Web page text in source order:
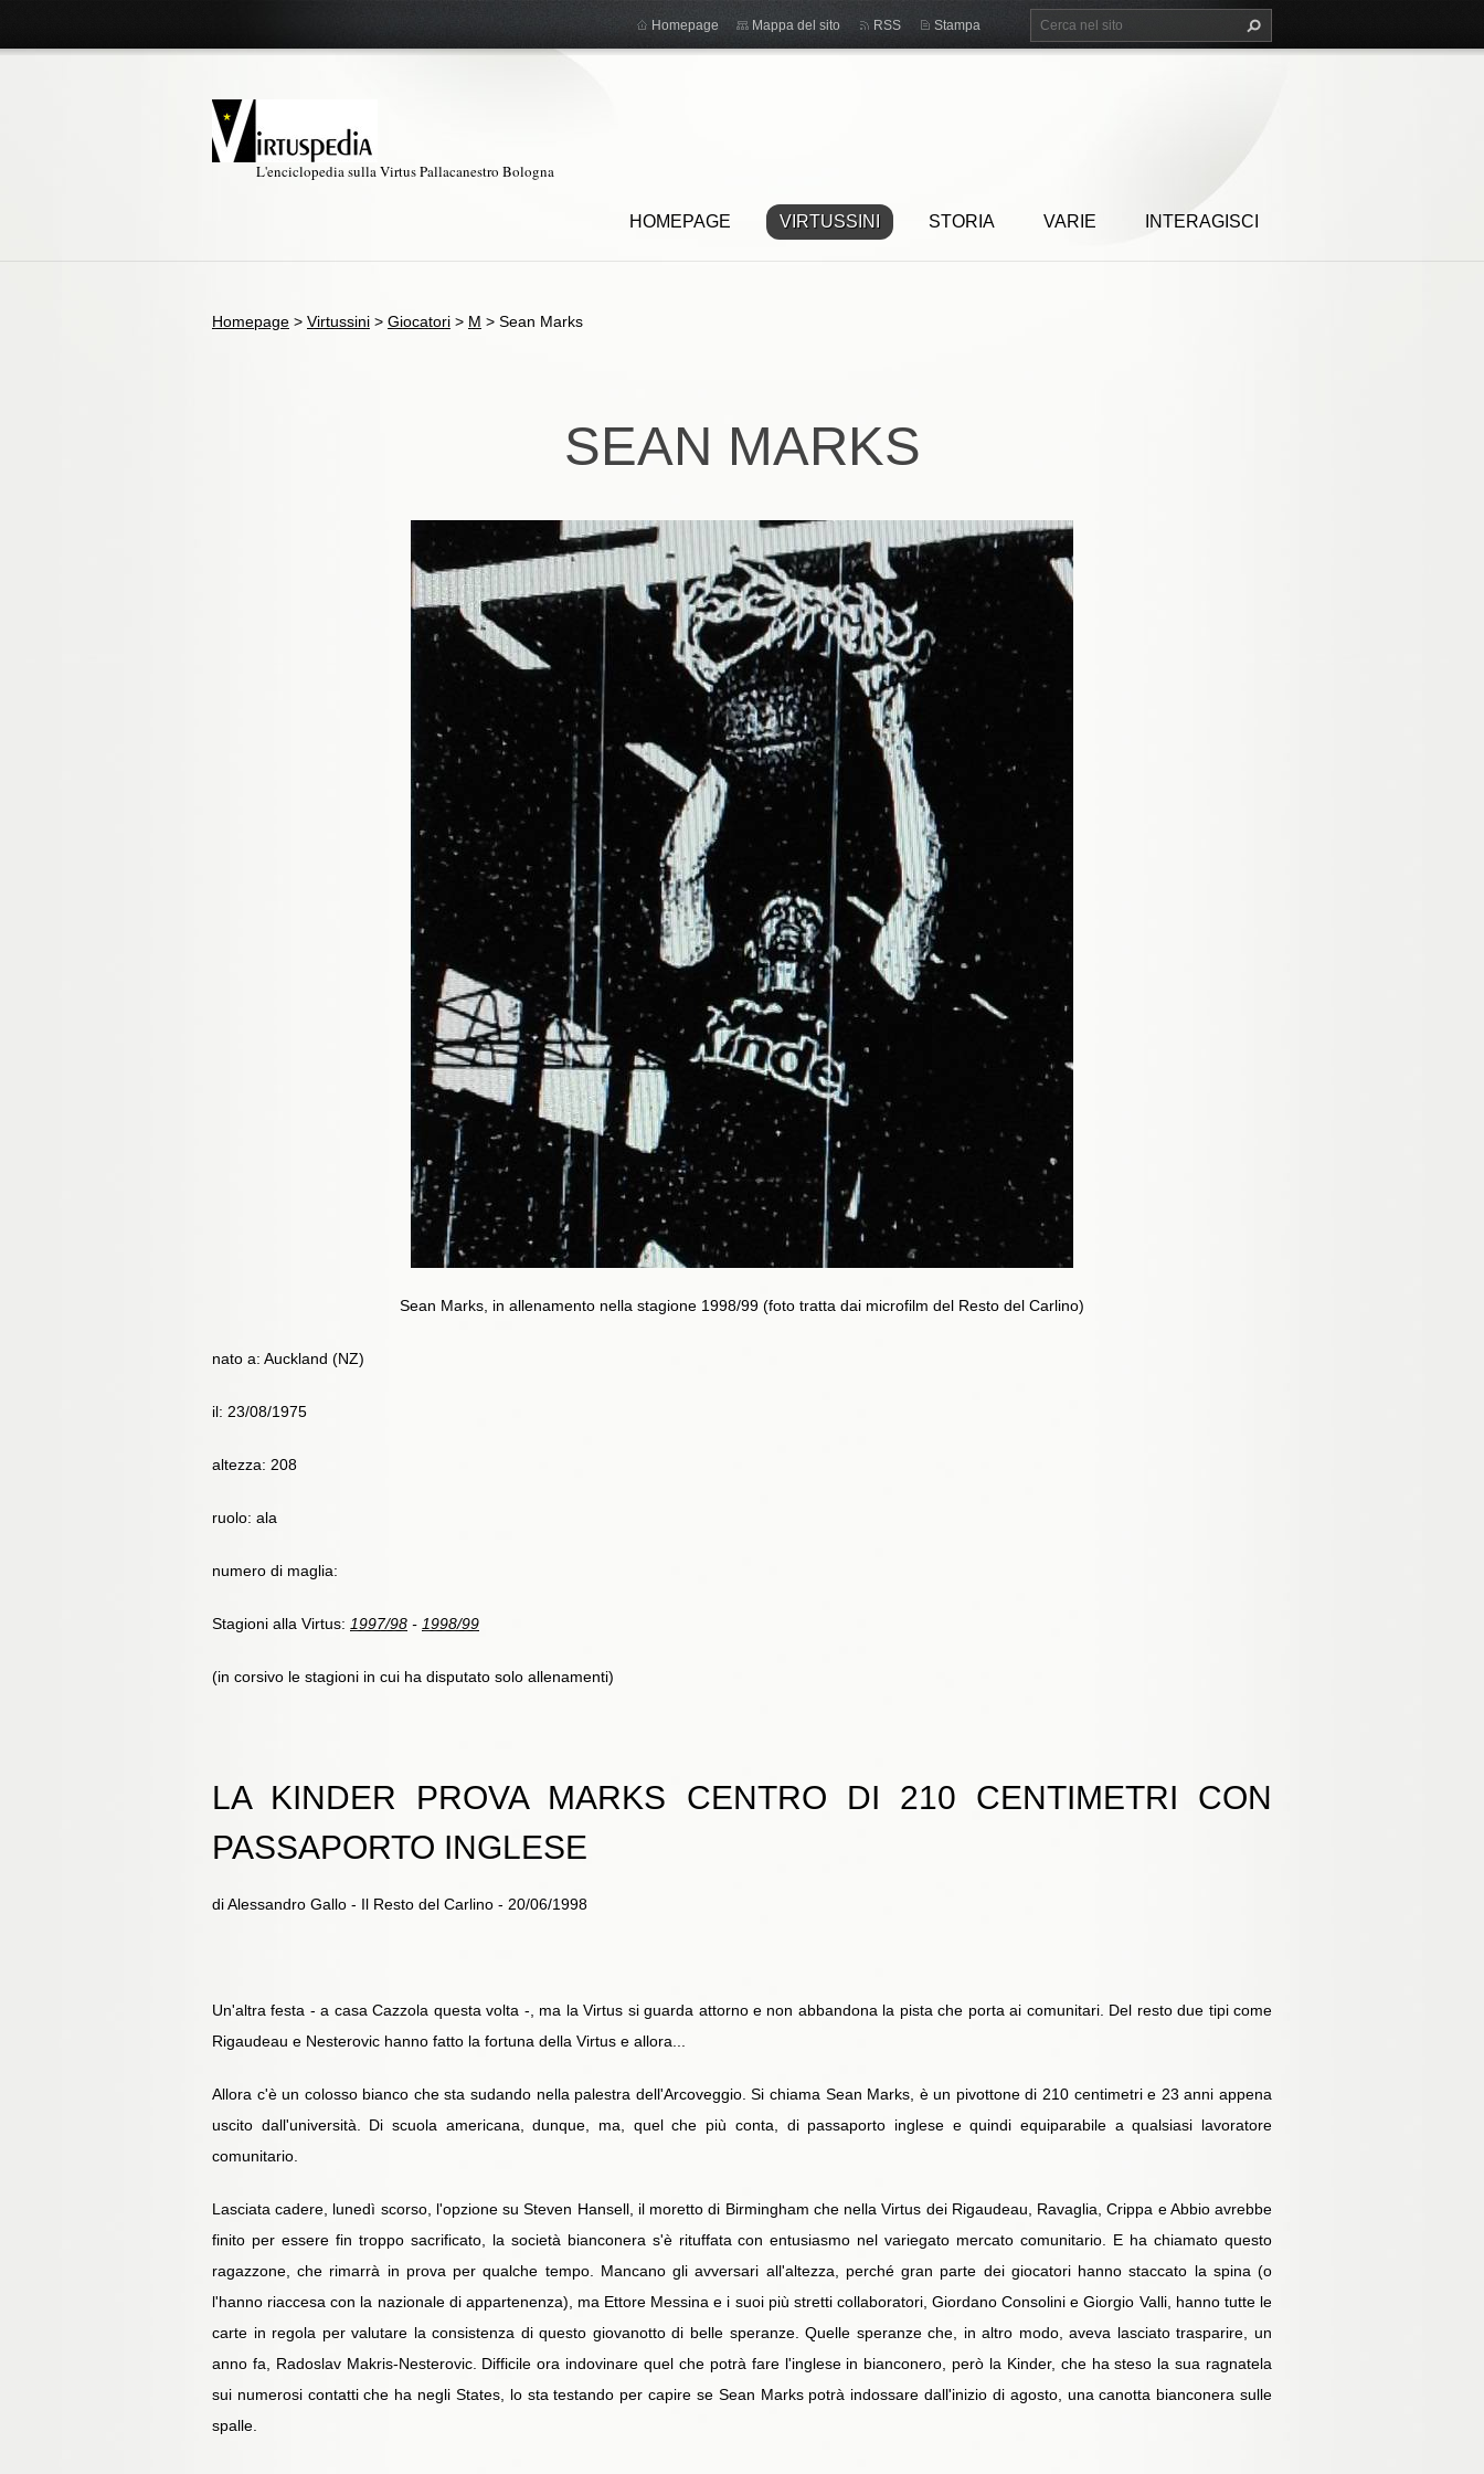
L'enciclopedia sulla Virtus Pallacanestro Bologna
HOMEPAGE VIRTUSSINI STORIA VARIE INTERAGISCI
Homepage Mappa del sito RSS Stampa
Homepage > Virtussini > Giocatori > M > Sean Marks
SEAN MARKS
Sean Marks, in allenamento nella stagione 1998/99 (foto tratta dai microfilm del Resto del Carlino)
nato a: Auckland (NZ)
il: 23/08/1975
altezza: 208
ruolo: ala
numero di maglia:
Stagioni alla Virtus: 1997/98 - 1998/99
(in corsivo le stagioni in cui ha disputato solo allenamenti)
LA KINDER PROVA MARKS CENTRO DI 210 CENTIMETRI CON
PASSAPORTO INGLESE
di Alessandro Gallo - Il Resto del Carlino - 20/06/1998
Un'altra festa - a casa Cazzola questa volta -, ma la Virtus si guarda attorno e non abbandona la pista che porta ai comunitari. Del resto due tipi come
Rigaudeau e Nesterovic hanno fatto la fortuna della Virtus e allora...
Allora c'è un colosso bianco che sta sudando nella palestra dell'Arcoveggio. Si chiama Sean Marks, è un pivottone di 210 centimetri e 23 anni appena
uscito dall'università. Di scuola americana, dunque, ma, quel che più conta, di passaporto inglese e quindi equiparabile a qualsiasi lavoratore
comunitario.
Lasciata cadere, lunedì scorso, l'opzione su Steven Hansell, il moretto di Birmingham che nella Virtus dei Rigaudeau, Ravaglia, Crippa e Abbio avrebbe
finito per essere fin troppo sacrificato, la società bianconera s'è rituffata con entusiasmo nel variegato mercato comunitario. E ha chiamato questo
ragazzone, che rimarrà in prova per qualche tempo. Mancano gli avversari all'altezza, perché gran parte dei giocatori hanno staccato la spina (o
l'hanno riaccesa con la nazionale di appartenenza), ma Ettore Messina e i suoi più stretti collaboratori, Giordano Consolini e Giorgio Valli, hanno tutte le
carte in regola per valutare la consistenza di questo giovanotto di belle speranze. Quelle speranze che, in altro modo, aveva lasciato trasparire, un
anno fa, Radoslav Makris-Nesterovic. Difficile ora indovinare quel che potrà fare l'inglese in bianconero, però la Kinder, che ha steso la sua ragnatela
sui numerosi contatti che ha negli States, lo sta testando per capire se Sean Marks potrà indossare dall'inizio di agosto, una canotta bianconera sulle
spalle.